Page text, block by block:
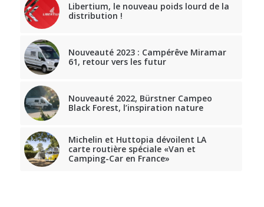
Libertium, le nouveau poids lourd de la
distribution !
Nouveauté 2023 : Campérêve Miramar
61, retour vers les futur
Nouveauté 2022, Bürstner Campeo
Black Forest, l’inspiration nature
Michelin et Huttopia dévoilent LA
carte routière spéciale «Van et
Camping-Car en France»